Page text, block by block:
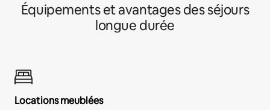
Équipements et avantages des séjours
longue durée
Locations meublées